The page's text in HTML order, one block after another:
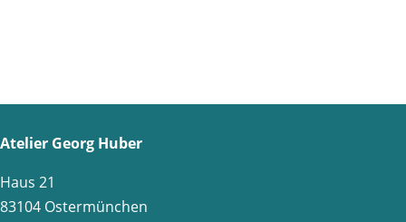
Atelier Georg Huber
Haus 21
83104 Ostermünchen